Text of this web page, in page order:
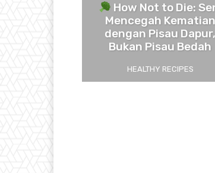
How Not to Die:
Mencegah Kematian
dengan Pisau Dapur,
Bukan Pisau Bedah
HEALTHY RECIPES